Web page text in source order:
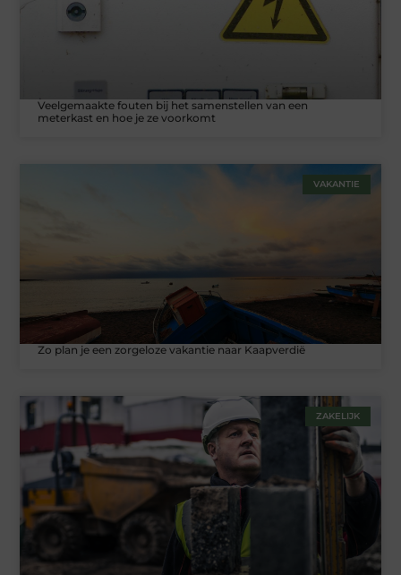
Veelgemaakte fouten bij het samenstellen van een
meterkast en hoe je ze voorkomt
VAKANTIE
Zo plan je een zorgeloze vakantie naar Kaapverdië
ZAKELIJK